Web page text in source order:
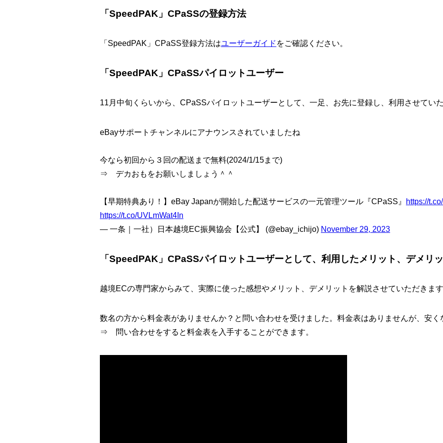
「SpeedPAK」CPaSSの登録方法
「SpeedPAK」CPaSS登録方法はユーザーガイド をご確認ください。
「SpeedPAK」CPaSSパイロットユーザー
11月中旬くらいから、CPaSSパイロットユーザーとして、一足、お先に登録し、利用させていた
eBayサポートチャンネルにアナウンスされていましたね
今なら初回から３回の配送まで無料(2024/1/15まで)
⇒ デカおもをお願いしましょう＾＾
【早期特典あり！】eBay Japanが開始した配送サービスの一元管理ツール『CPaSS』
https://
https://t.co/UVLmWat4In
— 一条｜一社）日本越境EC振興協会【公式】 (@ebay_ichijo) November 29, 2023
「SpeedPAK」CPaSSパイロットユーザーとして、利用したメリット、デメリ
越境ECの専門家からみて、実際に使った感想やメリット、デメリットを解説させていただきます
数名の方から料金表がありませんか？と問い合わせを受けました。料金表はありませんが、安く
⇒ 問い合わせをすると料金表を入手することができます。